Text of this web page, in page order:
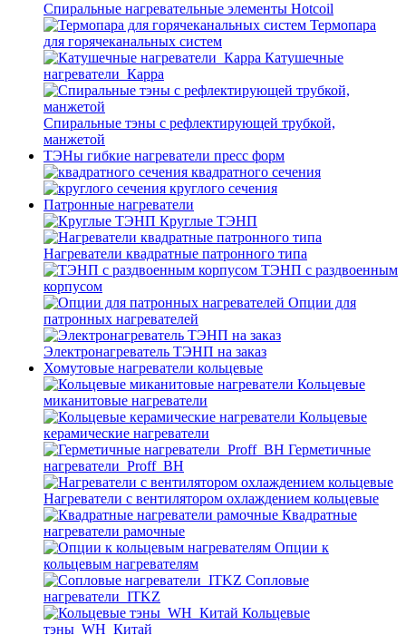
Спиральные нагревательные элементы Hotcoil
Термопара
для горячеканальных систем
Катушечные
нагреватели_Карра
Спиральные тэны с рефлектирующей трубкой,
манжетой
ТЭНы гибкие нагреватели пресс форм
квадратного сечения
круглого сечения
Патронные нагреватели
Круглые ТЭНП
Нагреватели квадратные патронного типа
ТЭНП с раздвоенным
корпусом
Опции для
патронных нагревателей
Электронагреватель ТЭНП на заказ
Хомутовые нагреватели кольцевые
Кольцевые
миканитовые нагреватели
Кольцевые
керамические нагреватели
Герметичные
нагреватели_Proff_BH
Нагреватели с вентилятором охлаждением кольцевые
Квадратные
нагреватели рамочные
Опции к
кольцевым нагревателям
Cопловые
нагреватели_ITKZ
Кольцевые
тэны_WH_Китай